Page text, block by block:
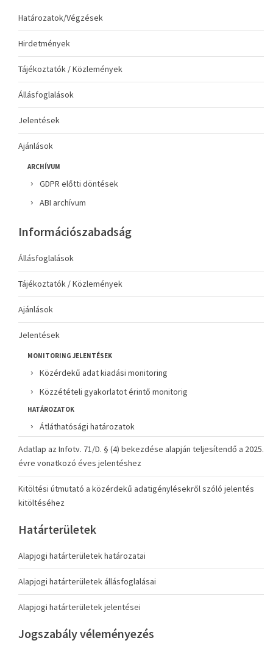
Határozatok/Végzések
Hirdetmények
Tájékoztatók / Közlemények
Állásfoglalások
Jelentések
Ajánlások
ARCHÍVUM
GDPR előtti döntések
ABI archívum
Információszabadság
Állásfoglalások
Tájékoztatók / Közlemények
Ajánlások
Jelentések
MONITORING JELENTÉSEK
Közérdekű adat kiadási monitoring
Közzétételi gyakorlatot érintő monitorig
HATÁROZATOK
Átláthatósági határozatok
Adatlap az Infotv. 71/D. § (4) bekezdése alapján teljesítendő a 2025.
évre vonatkozó éves jelentéshez
Kitöltési útmutató a közérdekű adatigénylésekről szóló jelentés
kitöltéséhez
Határterületek
Alapjogi határterületek határozatai
Alapjogi határterületek állásfoglalásai
Alapjogi határterületek jelentései
Jogszabály véleményezés